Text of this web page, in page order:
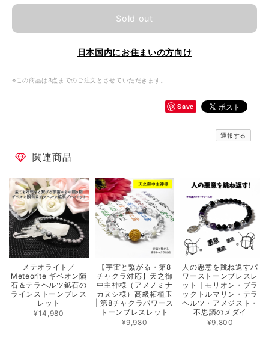
Sold out
日本国内にお住まいの方向け
※この商品は3点までのご注文とさせていただきます。
Save
通報する
関連商品
メテオライト／
Meteorite ギベオン隕
石＆テラヘルツ鉱石の
ラインストーンブレス
レット
¥14,980
【宇宙と繋がる・第8
チャクラ対応】天之御
中主神様（アメノミナ
カヌシ様）高級柘植玉
| 第8チャクラパワース
トーンブレスレット
¥9,980
人の悪意を跳ね返すパ
ワーストーンブレスレ
ット｜モリオン・ブラ
ックトルマリン・テラ
ヘルツ・アメジスト・
不思議のメダイ
¥9,800